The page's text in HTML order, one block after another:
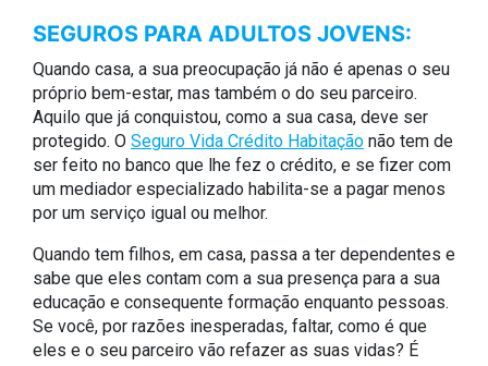
SEGUROS PARA ADULTOS JOVENS:
Quando casa, a sua preocupação já não é apenas o seu
próprio bem-estar, mas também o do seu parceiro.
Aquilo que já conquistou, como a sua casa, deve ser
protegido. O Seguro Vida Crédito Habitaçãonão tem de
ser feito no banco que lhe fez o crédito, e se fizer com
um mediador especializado habilita-se a pagar menos
por um serviço igual ou melhor.
Quando tem filhos, em casa, passa a ter dependentes e
sabe que eles contam com a sua presença para a sua
educação e consequente formação enquanto pessoas.
Se você, por razões inesperadas, faltar, como é que
eles e o seu parceiro vão refazer as suas vidas? É